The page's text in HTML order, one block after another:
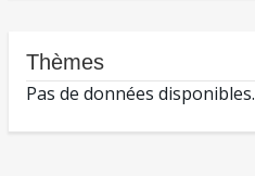
Thèmes
Pas de données disponibles.